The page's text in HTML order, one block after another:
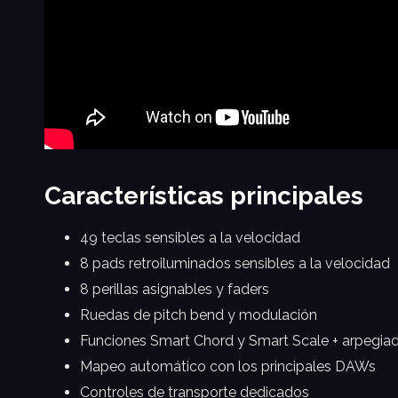
Características principales
49 teclas sensibles a la velocidad
8 pads retroiluminados sensibles a la velocidad
8 perillas asignables y faders
Ruedas de pitch bend y modulación
Funciones Smart Chord y Smart Scale +
Mapeo automático con los principales DAWs
Controles de transporte dedicados